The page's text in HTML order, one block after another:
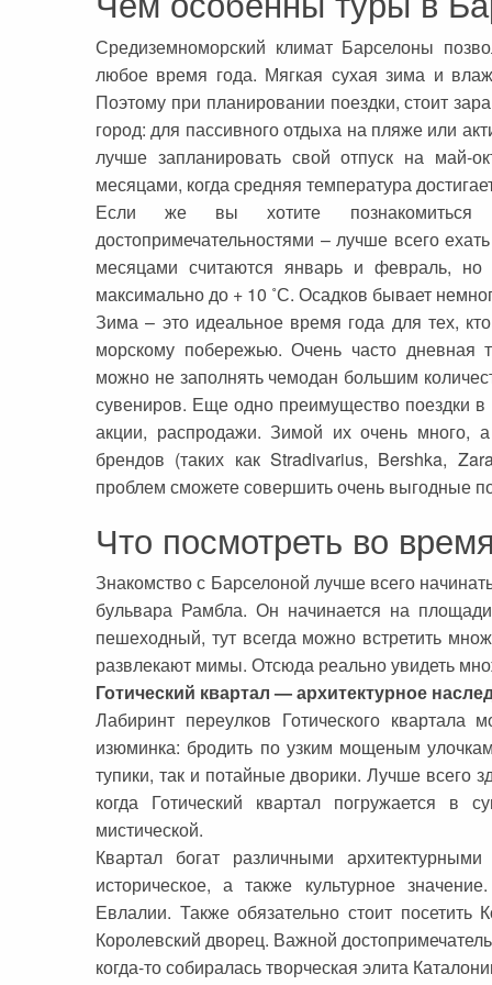
Средиземноморский климат Барселоны
любое время года. Мягкая сухая зима и
Поэтому при планировании поездки, стоит
город: для пассивного отдыха на пляже или
лучше запланировать свой отпуск на май-
месяцами, когда средняя температура
Если же вы хотите познакомиться с
достопримечательностями – лучше всего
месяцами считаются январь и февраль,
максимально до + 10 ˚С. Осадков бывает
Зима – это идеальное время года для тех,
морскому побережью. Очень часто дневная
можно не заполнять чемодан большим
сувениров. Еще одно преимущество поездки
акции, распродажи. Зимой их очень много,
брендов (таких как Stradivarius, Bershka,
проблем сможете совершить очень выгодные
Что посмотреть во
Знакомство с Барселоной лучше всего
бульвара Рамбла. Он начинается на
пешеходный, тут всегда можно встретить
развлекают мимы. Отсюда реально увидеть
Готический квартал — архитектурное
Лабиринт переулков Готического
изюминка: бродить по узким мощеным
тупики, так и потайные дворики. Лучше всего
когда Готический квартал погружается в
мистической.
Квартал богат различными
историческое, а также культурное
Евлалии. Также обязательно стоит
Королевский дворец. Важной
когда-то собиралась творческая элита